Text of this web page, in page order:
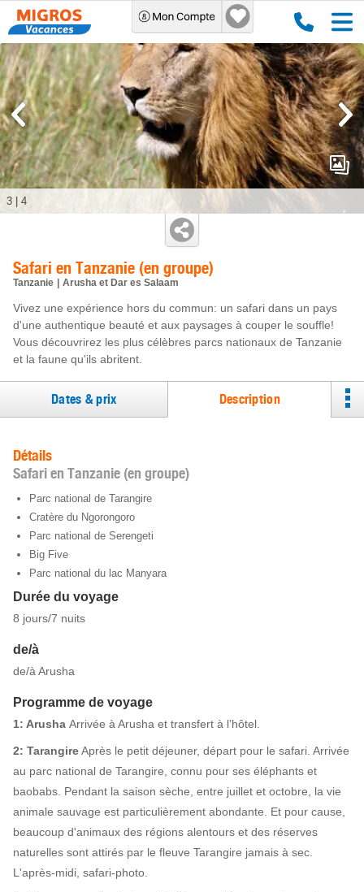
Safari en Tanzanie (en groupe)
Tanzanie Arusha et Dar es Salaam
Vivez une expérience hors du commun: un safari dans un pays
d'une authentique beauté et aux paysages à couper le souffle!
Vous découvrirez les plus célèbres parcs nationaux de Tanzanie
et la faune qu'ils abritent.
3 4
Dates & prix Description
Détails
Safari en Tanzanie (en groupe)
Parc national de Tarangire
Cratère du Ngorongoro
Parc national de Serengeti
Big Five
Parc national du lac Manyara
Durée du voyage
8 jours/7 nuits
de/à
de/à Arusha
Programme de voyage
1: Arusha Arrivée à Arusha et transfert à l’hôtel.
2: TarangireAprès le petit déjeuner, départ pour le safari. Arrivée
au parc national de Tarangire, connu pour ses éléphants et
baobabs. Pendant la saison sèche, entre juillet et octobre, la vie
animale sauvage est particulièrement abondante. Et pour cause,
beaucoup d'animaux des régions alentours et des réserves
naturelles sont attirés par le fleuve Tarangire jamais à sec.
L'après-midi, safari-photo.